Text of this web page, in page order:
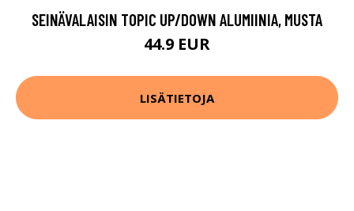
SEINÄVALAISIN TOPIC UP/DOWN ALUMIINIA, MUSTA
44.9 EUR
LISÄTIETOJA